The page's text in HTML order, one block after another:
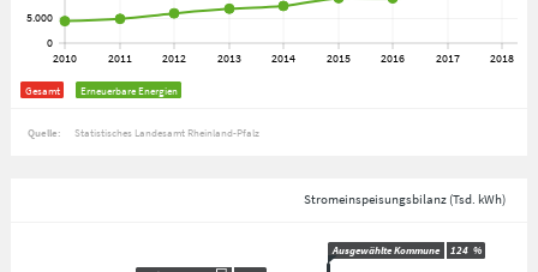
Gesamt Erneuerbare Energien
Quelle: Statistisches Landesamt Rheinland-Pfalz
Stromeinspeisungsbilanz (Tsd. kWh)
Ausgewählte Kommune 124 %